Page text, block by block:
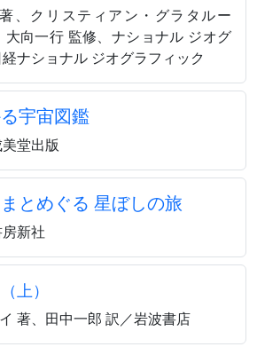
、クリスティアン・グラタルー
向一行 監修、ナショナル ジオグ
ナショナル ジオグラフィック
宇宙図鑑
堂出版
とめぐる 星ぼしの旅
新社
（上）
著、田中一郎 訳／岩波書店